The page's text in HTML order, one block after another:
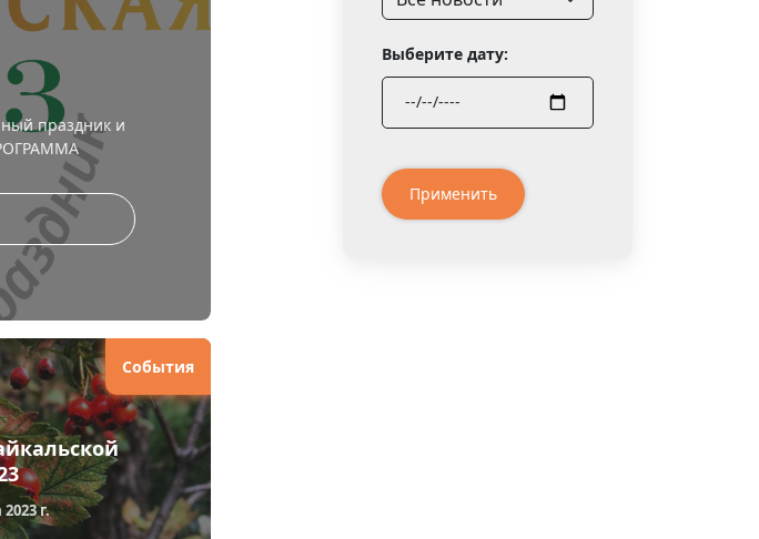
праздник и
События
г.
Выберите дату:
Применить